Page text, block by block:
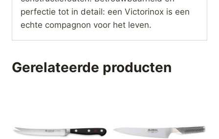
perfectie tot in detail: een Victorinox is een
echte compagnon voor het leven.
Gerelateerde producten